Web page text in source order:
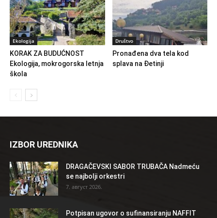
Ekologija
KORAK ZA BUDUĆNOST
Ekologija, mokrogorska letnja
škola
Društvo
Pronađena dva tela kod
splava na Đetinji
IZBOR UREDNIKA
DRAGAČEVSKI SABOR TRUBAČA Nadmeću
se najbolji orkestri
7. август 2026.
Potpisan ugovor o sufinansiranju NAFFIT